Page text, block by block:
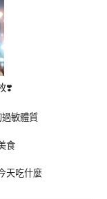
❣️
敏體質
食
天吃什麼